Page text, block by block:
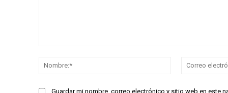
Nombre:*
Guardar mi nombre, correo electrónico y sitio web en este